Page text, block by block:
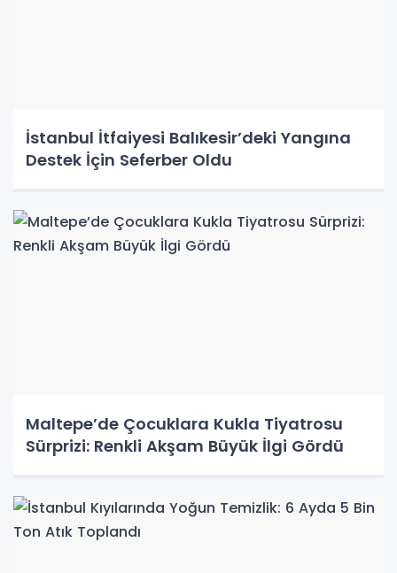
İstanbul İtfaiyesi Balıkesir’deki Yangına
Destek İçin Seferber Oldu
Maltepe’de Çocuklara Kukla Tiyatrosu
Sürprizi: Renkli Akşam Büyük İlgi Gördü